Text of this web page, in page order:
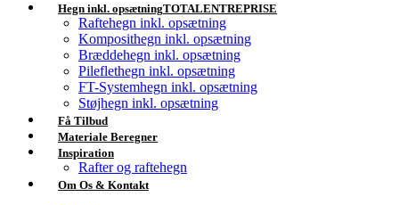
Hegn inkl. opsætningTOTALENTREPRISE
Raftehegn inkl. opsætning
Komposithegn inkl. opsætning
Bræddehegn inkl. opsætning
Pileflethegn inkl. opsætning
FT-Systemhegn inkl. opsætning
Støjhegn inkl. opsætning
Få Tilbud
Materiale Beregner
Inspiration
Rafter og raftehegn
Om Os & Kontakt